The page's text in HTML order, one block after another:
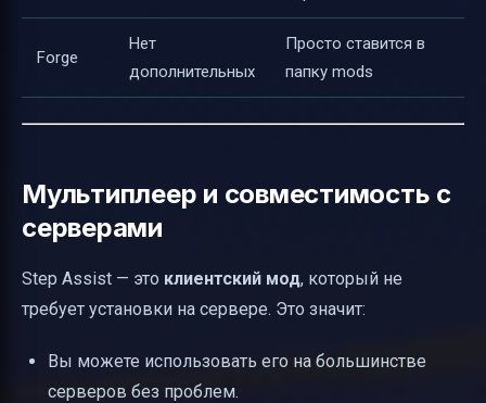
Forge
Нет
дополнительных
Просто ставится в
папку mods
Мультиплеер и совместимость с
серверами
Step Assist — это клиентский мод, который не
требует установки на сервере. Это значит:
Вы можете использовать его на большинстве
серверов без проблем.